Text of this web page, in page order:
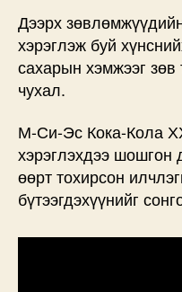
Дээрх
хэрэглэж буй
сахарын хэмжээг
чухал.
М-Си-Эс Кока-Кола
хэрэглэхдээ шошгон
өөрт тохирсон
бүтээгдэхүүнийг